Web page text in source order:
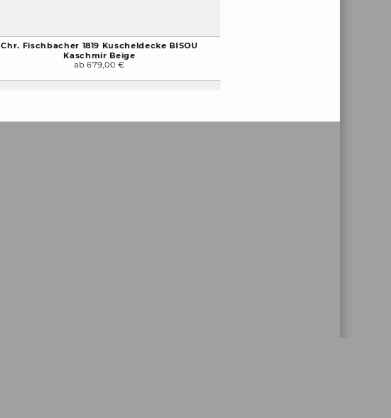
Chr. Fischbacher 1819 Kuscheldecke BISOU
Kaschmir Beige
ab 679,00 €